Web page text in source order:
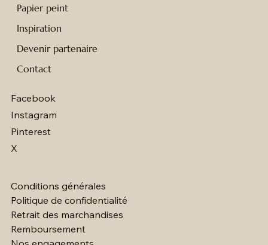
Papier peint
Inspiration
Devenir partenaire
Contact
Conditions générales
Politique de confidentialité
Retrait des marchandises
Remboursement
Facebook
Instagram
Pinterest
X